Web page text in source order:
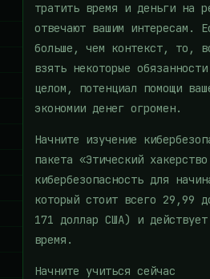
тратить время и деньги на
отвечают вашим интересам.
больше, чем контекст, то,
взять некоторые
целом, потенциал помощи
экономии денег огромен.
Начните изучение
пакета «Этический
кибербезопасность для
который стоит всего 29,99
171 доллар США) и действует
время.
Начните учиться сейчас